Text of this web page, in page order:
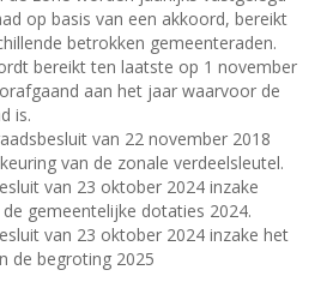
op basis van een akkoord, bereikt
betrokken gemeenteraden.
bereikt ten laatste op 1 november
aan het jaar waarvoor de
is.
van 22 november 2018
van de zonale verdeelsleutel.
van 23 oktober 2024 inzake
gemeentelijke dotaties 2024.
van 23 oktober 2024 inzake het
de begroting 2025